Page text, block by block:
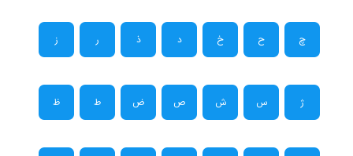
چ ح خ د ذ ر ز
ژ س ش ص ض ط ظ